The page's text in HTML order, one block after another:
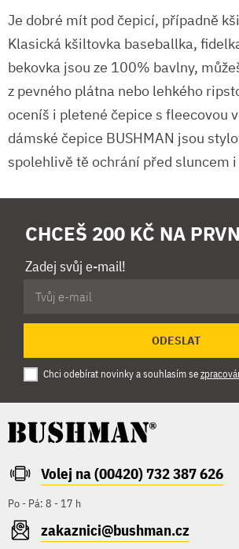
Je dobré mít pod čepicí, případně
Klasická kšiltovka baseballka,
bekovka jsou ze 100% bavlny,
z pevného plátna nebo lehkého
oceníš i pletené čepice s fleecovou
dámské čepice BUSHMAN jsou
spolehlivě tě ochrání před sluncem
CHCEŠ 200 KČ NA
Zadej svůj e-mail!
ODESLAT
Chci odebírat novinky a souhlasím se
Volej na (00420) 732 387 626
Po - Pá: 8 - 17 h
zakaznici@bushman.cz